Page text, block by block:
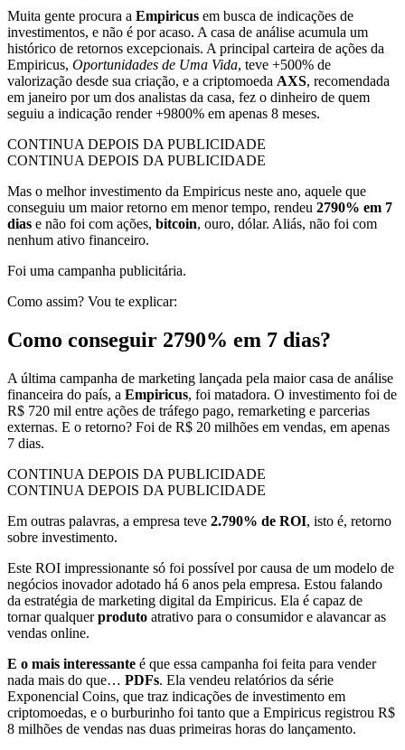
Muita gente procura a Empiricus em busca de indicações de
investimentos, e não é por acaso. A casa de análise acumula um
histórico de retornos excepcionais. A principal carteira de ações da
Empiricus, Oportunidades de Uma Vida, teve +500% de
valorização desde sua criação, e a criptomoeda AXS, recomendada
em janeiro por um dos analistas da casa, fez o dinheiro de quem
seguiu a indicação render +9800% em apenas 8 meses.
CONTINUA DEPOIS DA PUBLICIDADE
CONTINUA DEPOIS DA PUBLICIDADE
Mas o melhor investimento da Empiricus neste ano, aquele que
conseguiu um maior retorno em menor tempo, rendeu 2790% em 7
dias e não foi com ações, bitcoin, ouro, dólar. Aliás, não foi com
nenhum ativo financeiro.
Foi uma campanha publicitária.
Como assim? Vou te explicar:
Como conseguir 2790% em 7 dias?
A última campanha de marketing lançada pela maior casa de análise
financeira do país, a Empiricus, foi matadora. O investimento foi de
R$ 720 mil entre ações de tráfego pago, remarketing e parcerias
externas. E o retorno? Foi de R$ 20 milhões em vendas, em apenas
7 dias.
CONTINUA DEPOIS DA PUBLICIDADE
CONTINUA DEPOIS DA PUBLICIDADE
Em outras palavras, a empresa teve 2.790% de ROI, isto é, retorno
sobre investimento.
Este ROI impressionante só foi possível por causa de um modelo de
negócios inovador adotado há 6 anos pela empresa. Estou falando
da estratégia de marketing digital da Empiricus. Ela é capaz de
tornar qualquerproduto atrativo para o consumidor e alavancar as
vendas online.
E o mais interessante é que essa campanha foi feita para vender
nada mais do que… PDFs. Ela vendeu relatórios da série
Exponencial Coins, que traz indicações de investimento em
criptomoedas, e o burburinho foi tanto que a Empiricus registrou R$
8 milhões de vendas nas duas primeiras horas do lançamento.